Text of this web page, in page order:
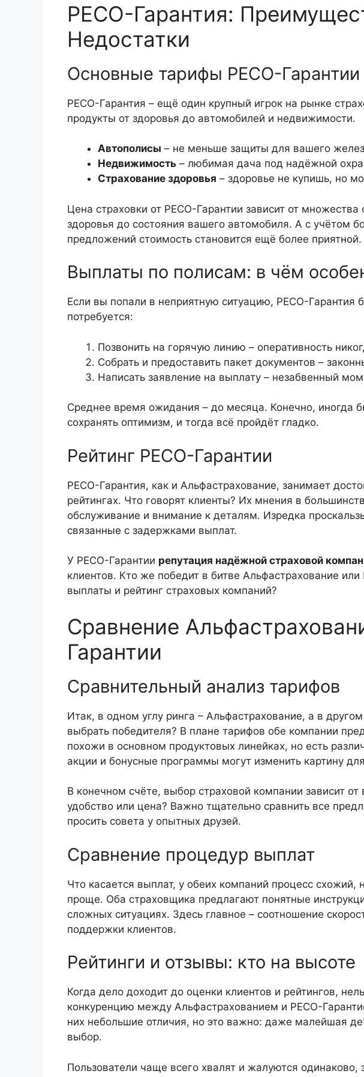
РЕСО-Гарантия:
Недостатки
Основные тарифы РЕСО-Гарантии
РЕСО-Гарантия – ещё один крупный игрок на рынке
продукты от здоровья до автомобилей и недвижимости.
Автополисы – не меньше защиты для вашего
Недвижимость – любимая дача под надёжной
Страхование здоровья – здоровье не купишь, но
Цена страховки от РЕСО-Гарантии зависит от множества
здоровья до состояния вашего автомобиля. А с учётом
предложений стоимость становится ещё более приятной.
Выплаты по полисам: в чём
Если вы попали в неприятную ситуацию, РЕСО-Гарантия
потребуется:
Позвонить на горячую линию – оперативность
Собрать и предоставить пакет документов –
Написать заявление на выплату – незабвенный
Среднее время ожидания – до месяца. Конечно, иногда
сохранять оптимизм, и тогда всё пройдёт гладко.
Рейтинг РЕСО-Гарантии
РЕСО-Гарантия, как и Альфастрахование, занимает
рейтингах. Что говорят клиенты? Их мнения в
обслуживание и внимание к деталям. Изредка
связанные с задержками выплат.
У РЕСО-Гарантии репутация надёжной страховой
клиентов. Кто же победит в битве Альфастрахование
выплаты и рейтинг страховых компаний?
Сравнение
Гарантии
Сравнительный анализ тарифов
Итак, в одном углу ринга – Альфастрахование, а в
выбрать победителя? В плане тарифов обе компании
похожи в основном продуктовых линейках, но есть
акции и бонусные программы могут изменить картину
В конечном счёте, выбор страховой компании зависит
удобство или цена? Важно тщательно сравнить все
просить совета у опытных друзей.
Сравнение процедур выплат
Что касается выплат, у обеих компаний процесс схожий,
проще. Оба страховщика предлагают понятные
сложных ситуациях. Здесь главное – соотношение
поддержки клиентов.
Рейтинги и отзывы: кто на высоте
Когда дело доходит до оценки клиентов и рейтингов,
конкуренцию между Альфастрахованием и РЕСО-
них небольшие отличия, но это важно: даже малейшая
выбор.
Пользователи чаще всего хвалят и жалуются одинаково,